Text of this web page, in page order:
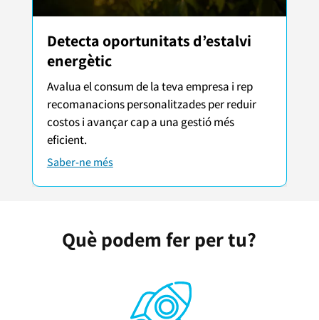
Detecta oportunitats d’estalvi
energètic
Avalua el consum de la teva empresa i rep
recomanacions personalitzades per reduir
costos i avançar cap a una gestió més
eficient.
Saber-ne més
Què podem fer per tu?